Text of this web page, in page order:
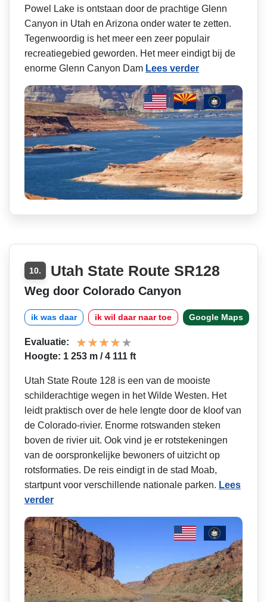
Powel Lake is ontstaan door de prachtige Glenn
Canyon in Utah en Arizona onder water te zetten.
Tegenwoordig is het meer een zeer populair
recreatiegebied geworden. Het meer eindigt bij de
enorme Glenn Canyon Dam Lees verder
10. Utah State Route SR128
Weg door Colorado Canyon
ik was daar ik wil daar naar toe Google Maps
Evaluatie:
Hoogte: 1 253 m / 4 111 ft
Utah State Route 128 is een van de mooiste
schilderachtige wegen in het Wilde Westen. Het
leidt praktisch over de hele lengte door de kloof van
de Colorado-rivier. Enorme rotswanden steken
boven de rivier uit. Ook vind je er rotstekeningen
van de oorspronkelijke bewoners of uitzicht op
rotsformaties. De reis eindigt in de stad Moab,
startpunt voor verschillende nationale parken. Lees
verder